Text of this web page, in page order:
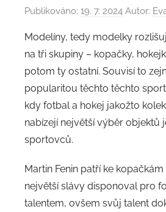
Publikováno: 19. 7. 2024 Autor:
Modelíny, tedy modelky
na tři skupiny – kopačky,
potom ty ostatní. Souvisí to
popularitou těchto těchto
kdy fotbal a hokej jakožto
nabízejí největší výběr objektů
sportovců.
Martin Fenin patří ke
největší slávy disponoval pro
talentem, ovšem svůj talent